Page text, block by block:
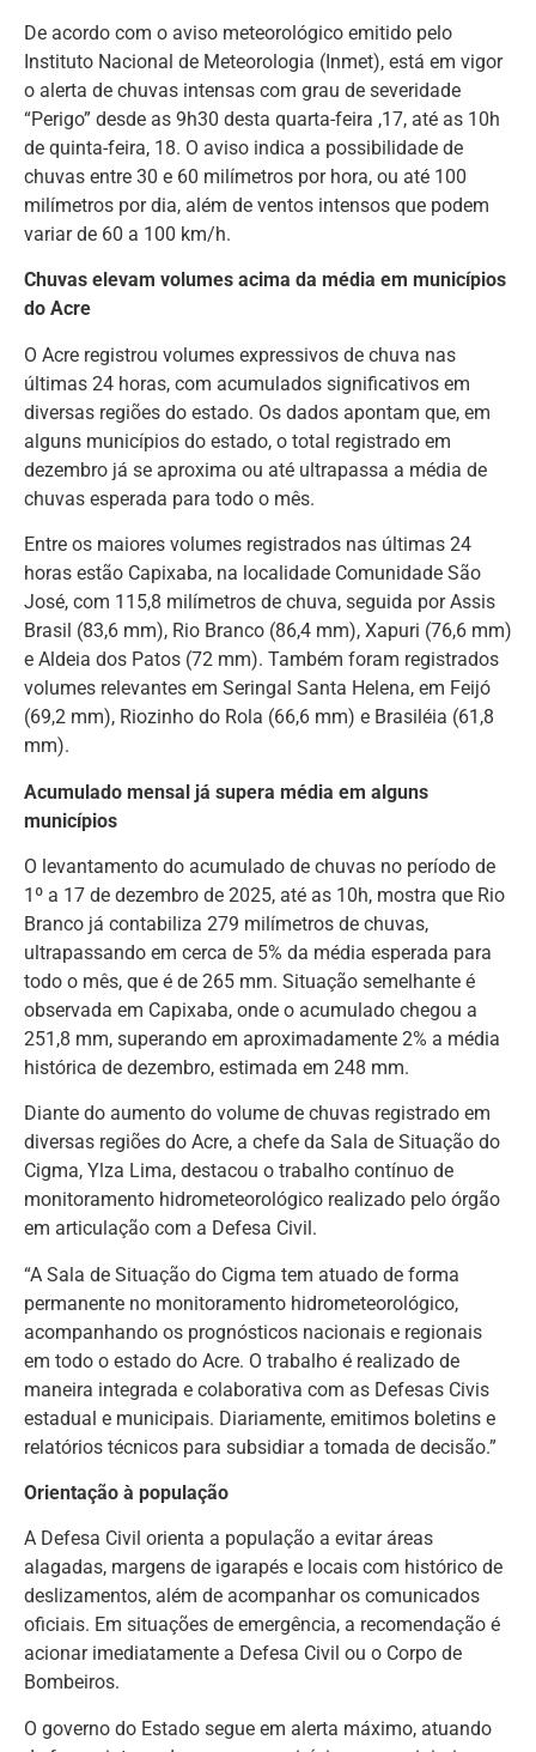
De acordo com o aviso meteorológico emitido pelo
Instituto Nacional de Meteorologia (Inmet), está em vigor
o alerta de chuvas intensas com grau de severidade
“Perigo” desde as 9h30 desta quarta-feira ,17, até as 10h
de quinta-feira, 18. O aviso indica a possibilidade de
chuvas entre 30 e 60 milímetros por hora, ou até 100
milímetros por dia, além de ventos intensos que podem
variar de 60 a 100 km/h.
Chuvas elevam volumes acima da média em municípios
do Acre
O Acre registrou volumes expressivos de chuva nas
últimas 24 horas, com acumulados significativos em
diversas regiões do estado. Os dados apontam que, em
alguns municípios do estado, o total registrado em
dezembro já se aproxima ou até ultrapassa a média de
chuvas esperada para todo o mês.
Entre os maiores volumes registrados nas últimas 24
horas estão Capixaba, na localidade Comunidade São
José, com 115,8 milímetros de chuva, seguida por Assis
Brasil (83,6 mm), Rio Branco (86,4 mm), Xapuri (76,6 mm)
e Aldeia dos Patos (72 mm). Também foram registrados
volumes relevantes em Seringal Santa Helena, em Feijó
(69,2 mm), Riozinho do Rola (66,6 mm) e Brasiléia (61,8
mm).
Acumulado mensal já supera média em alguns
municípios
O levantamento do acumulado de chuvas no período de
1º a 17 de dezembro de 2025, até as 10h, mostra que Rio
Branco já contabiliza 279 milímetros de chuvas,
ultrapassando em cerca de 5% da média esperada para
todo o mês, que é de 265 mm. Situação semelhante é
observada em Capixaba, onde o acumulado chegou a
251,8 mm, superando em aproximadamente 2% a média
histórica de dezembro, estimada em 248 mm.
Diante do aumento do volume de chuvas registrado em
diversas regiões do Acre, a chefe da Sala de Situação do
Cigma, Ylza Lima, destacou o trabalho contínuo de
monitoramento hidrometeorológico realizado pelo órgão
em articulação com a Defesa Civil.
“A Sala de Situação do Cigma tem atuado de forma
permanente no monitoramento hidrometeorológico,
acompanhando os prognósticos nacionais e regionais
em todo o estado do Acre. O trabalho é realizado de
maneira integrada e colaborativa com as Defesas Civis
estadual e municipais. Diariamente, emitimos boletins e
relatórios técnicos para subsidiar a tomada de decisão.”
Orientação à população
A Defesa Civil orienta a população a evitar áreas
alagadas, margens de igarapés e locais com histórico de
deslizamentos, além de acompanhar os comunicados
oficiais. Em situações de emergência, a recomendação é
acionar imediatamente a Defesa Civil ou o Corpo de
Bombeiros.
O governo do Estado segue em alerta máximo, atuando